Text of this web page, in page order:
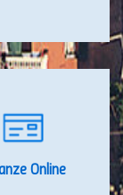
Online